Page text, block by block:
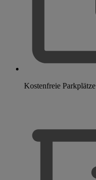
Kostenfreie Parkplätze